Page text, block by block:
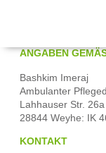
ANGABEN
Bashkim Imeraj
Ambulanter
Lahhauser Str. 26a
28844 Weyhe: IK
KONTAKT